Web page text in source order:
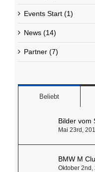
Events Start (1)
News (14)
Partner (7)
Beliebt
Bilder vom
Mai 23rd,
BMW M
Oktober 2nd,